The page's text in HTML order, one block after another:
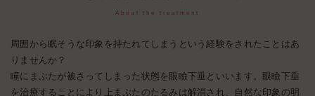
About the treatment
周囲から眠そうな印象を持たれてしまうという経験をされたことはあ
りませんか？
瞳にまぶたが被さってしまった状態を眼瞼下垂といいます。眼瞼下垂
を治療することにより上まぶたのたるみは解消され、自然な印象の明